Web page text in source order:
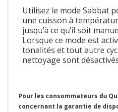
Utilisez le mode Sabbat
une cuisson à
jusqu’à ce qu’il soit
Lorsque ce mode est
tonalités et tout autre
nettoyage sont
Pour les consommateurs du
concernant la garantie de